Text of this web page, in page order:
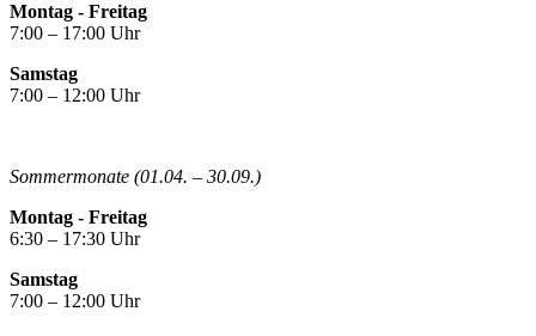
Montag - Freitag
7:00 – 17:00 Uhr
Samstag
7:00 – 12:00 Uhr
Sommermonate (01.04. – 30.09.)
Montag - Freitag
6:30 – 17:30 Uhr
Samstag
7:00 – 12:00 Uhr